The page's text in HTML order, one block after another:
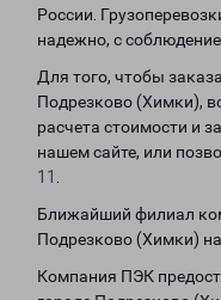
России.
надежно, с
Для того, чтобы
Подрезково (Химки),
расчета стоимости и
нашем сайте, или
11
Ближайший филиал
Подрезково (Химки)
Компания ПЭК